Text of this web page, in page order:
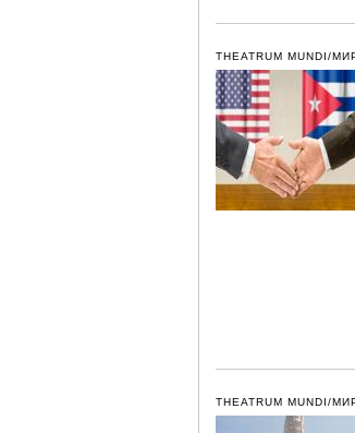
THEATRUM MUNDI/
THEATRUM MUNDI/